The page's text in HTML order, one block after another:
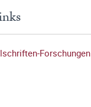
Forschungen